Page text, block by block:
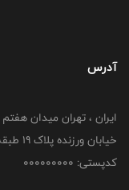
آدرس
ایران ، تهران میدان
خیابان ورزنده پلاک ۱۹ طبقه دوم فدراسیون جودو
کدپستی: 000000000